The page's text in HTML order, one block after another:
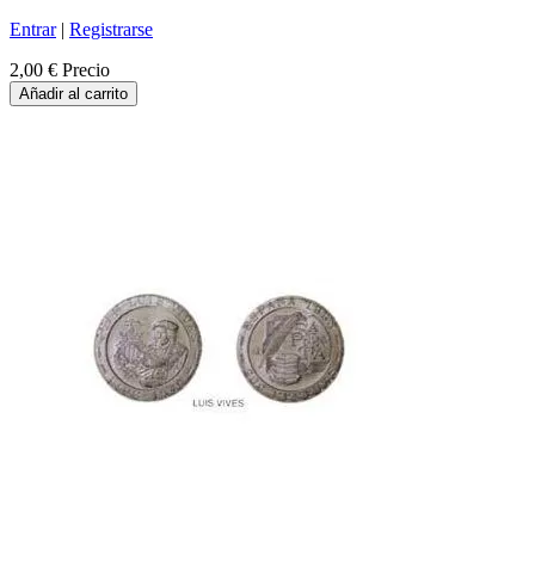
Entrar| Registrarse
2,00 € Precio
Añadir al carrito